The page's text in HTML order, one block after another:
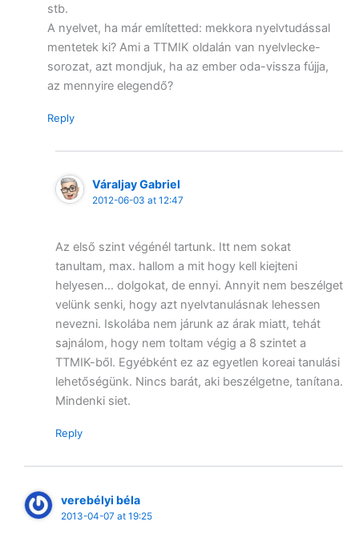
stb.
A nyelvet, ha már említetted: mekkora nyelvtudással
mentetek ki? Ami a TTMIK oldalán van nyelvlecke-
sorozat, azt mondjuk, ha az ember oda-vissza fújja,
az mennyire elegendő?
Reply
Váraljay Gabriel
2012-06-03 at 12:47
Az első szint végénél tartunk. Itt nem sokat
tanultam, max. hallom a mit hogy kell kiejteni
helyesen… dolgokat, de ennyi. Annyit nem beszélget
velünk senki, hogy azt nyelvtanulásnak lehessen
nevezni. Iskolába nem járunk az árak miatt, tehát
sajnálom, hogy nem toltam végig a 8 szintet a
TTMIK-ből. Egyébként ez az egyetlen koreai tanulási
lehetőségünk. Nincs barát, aki beszélgetne, tanítana.
Mindenki siet.
Reply
verebélyi béla
2013-04-07 at 19:25